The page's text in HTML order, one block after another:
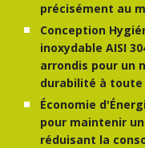
précisément au
Conception
inoxydable AISI
arrondis pour un
durabilité à toute
Économie
pour maintenir
réduisant la